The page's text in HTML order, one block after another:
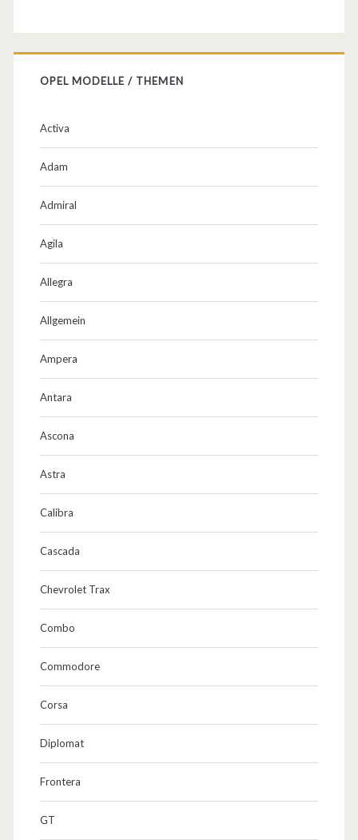
OPEL MODELLE / THEMEN
Activa
Adam
Admiral
Agila
Allegra
Allgemein
Ampera
Antara
Ascona
Astra
Calibra
Cascada
Chevrolet Trax
Combo
Commodore
Corsa
Diplomat
Frontera
GT